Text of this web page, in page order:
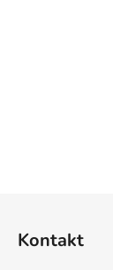
Kontakt